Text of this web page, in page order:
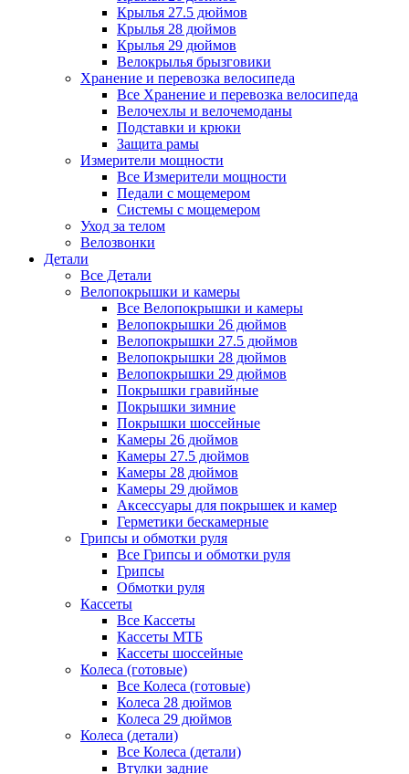
Крылья 27.5 дюймов
Крылья 28 дюймов
Крылья 29 дюймов
Велокрылья брызговики
Хранение и перевозка велосипеда
Все Хранение и перевозка велосипеда
Велочехлы и велочемоданы
Подставки и крюки
Защита рамы
Измерители мощности
Все Измерители мощности
Педали с мощемером
Системы с мощемером
Уход за телом
Велозвонки
Детали
Все Детали
Велопокрышки и камеры
Все Велопокрышки и камеры
Велопокрышки 26 дюймов
Велопокрышки 27.5 дюймов
Велопокрышки 28 дюймов
Велопокрышки 29 дюймов
Покрышки гравийные
Покрышки зимние
Покрышки шоссейные
Камеры 26 дюймов
Камеры 27.5 дюймов
Камеры 28 дюймов
Камеры 29 дюймов
Аксессуары для покрышек и камер
Герметики бескамерные
Грипсы и обмотки руля
Все Грипсы и обмотки руля
Грипсы
Обмотки руля
Кассеты
Все Кассеты
Кассеты МТБ
Кассеты шоссейные
Колеса (готовые)
Все Колеса (готовые)
Колеса 28 дюймов
Колеса 29 дюймов
Колеса (детали)
Все Колеса (детали)
Втулки задние